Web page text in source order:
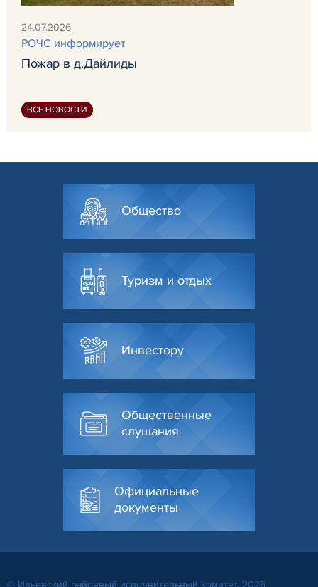
24.07.2026
РОЧС информирует
Пожар в д.Дайлиды
ВСЕ НОВОСТИ
Общество
Туризм и отдых
Инвестору
Общественные
слушания
Официальные
документы
© Ивьевский районный исполнительный комитет, 2026